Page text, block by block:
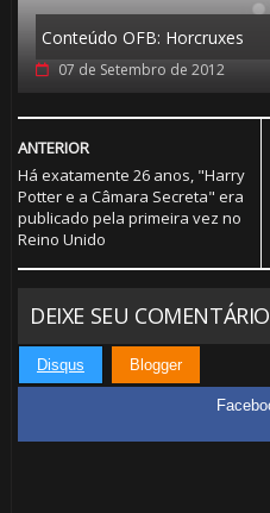
Conteúdo OFB: Horcruxes
07 de Setembro de 2012
ANTERIOR
Há exatamente 26 anos, "Harry
Potter e a Câmara Secreta" era
publicado pela primeira vez no
Reino Unido
DEIXE SEU COMENTÁRIO
Disqus Blogger
⚡